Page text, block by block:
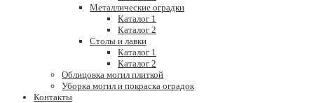
Металлические оградки
Каталог 1
Каталог 2
Столы и лавки
Каталог 1
Каталог 2
Облицовка могил плиткой
Уборка могил и покраска оградок
Контакты